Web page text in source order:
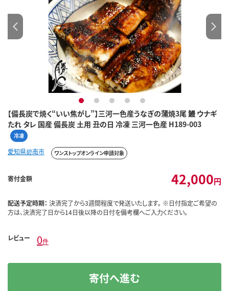
【備長炭で焼く“いい焦がし”】三河一色産うなぎの蒲焼3尾 鰻 ウナギ
たれ タレ 国産 備長炭 土用 丑の日 冷凍 三河一色産 H189-003
冷凍
1 2 3 4 5
愛知県碧南市 ワンストップオンライン申請対象
寄付金額 42,000円
配送予定時期： 決済完了から3週間程度で発送いたします。 ※日付指定ご希望の
方は、決済完了日から14日後以降の日付を備考欄へご入力ください。
レビュー 0件
寄付へ進む